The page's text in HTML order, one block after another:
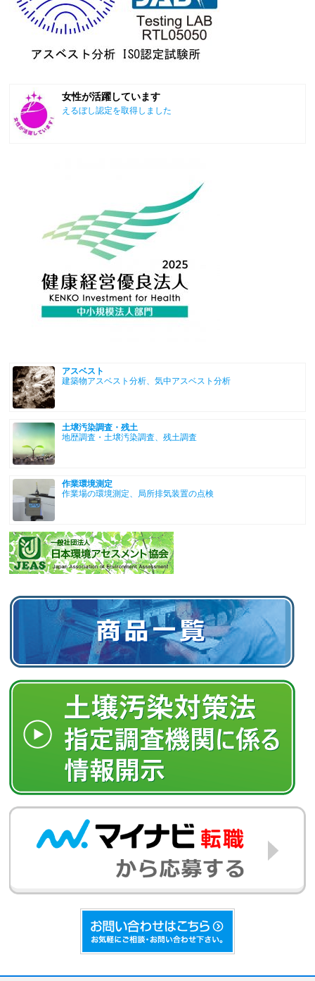
女性が活躍しています
えるぼし認定を取得しました
アスベスト
建築物アスベスト分析、気中アスベスト分析
土壌汚染調査・残土
地歴調査・土壌汚染調査、残土調査
作業環境測定
作業場の環境測定、局所排気装置の点検